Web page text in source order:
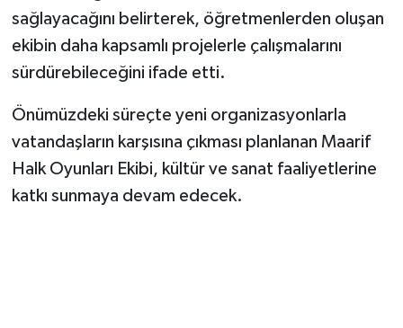
sağlayacağını belirterek, öğretmenlerden oluşan
ekibin daha kapsamlı projelerle çalışmalarını
sürdürebileceğini ifade etti.
Önümüzdeki süreçte yeni organizasyonlarla
vatandaşların karşısına çıkması planlanan Maarif
Halk Oyunları Ekibi, kültür ve sanat faaliyetlerine
katkı sunmaya devam edecek.